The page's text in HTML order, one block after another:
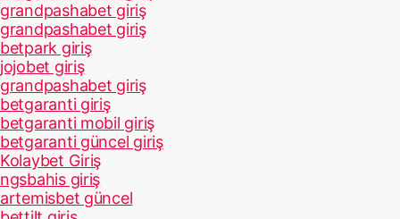
grandpashabet giriş
grandpashabet giriş
betpark giriş
jojobet giriş
grandpashabet giriş
betgaranti giriş
betgaranti mobil giriş
betgaranti güncel giriş
Kolaybet Giriş
ngsbahis giriş
artemisbet güncel